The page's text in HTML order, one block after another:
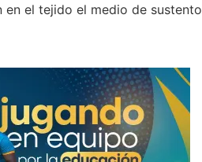
el tejido el medio de